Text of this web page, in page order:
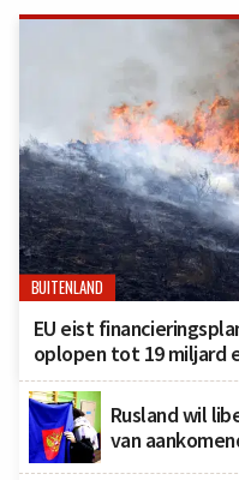
BUITENLAND
EU eist
oplopen tot 19 miljard
Rusland wil
van